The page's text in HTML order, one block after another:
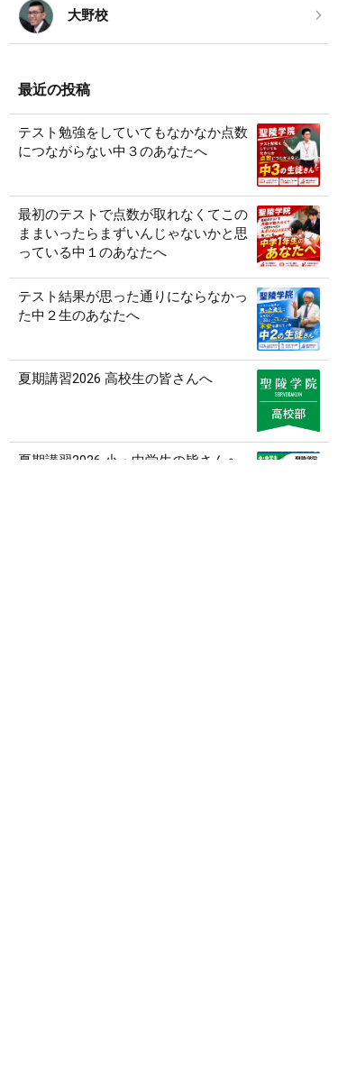
大野校
最近の投稿
テスト勉強をしていてもなかなか点数
につながらない中３のあなたへ
最初のテストで点数が取れなくてこの
ままいったらまずいんじゃないかと思
っている中１のあなたへ
テスト結果が思った通りにならなかっ
た中２生のあなたへ
夏期講習2026 高校生の皆さんへ
夏期講習2026 小・中学生の皆さんへ